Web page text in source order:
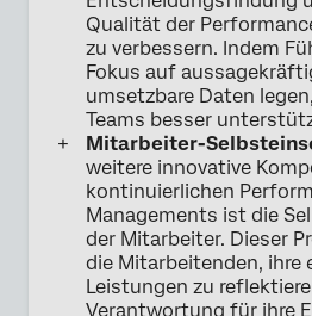
Qualität der
zu verbessern. Indem
Fokus auf
umsetzbare Daten
Teams besser
Mitarbeiter-
weitere innovative
kontinuierlichen
Managements ist die
der Mitarbeiter. Dieser
die Mitarbeitenden, ihre
Leistungen zu
Verantwortung für ihre